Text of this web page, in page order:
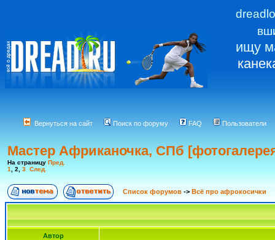
ищу
Вернуться на сайт Поиск по форуму FAQ Пользователи
Мастер Африканочка, СПб
На страницу Пред.
1
2 3 След.
Список форумов -> Всё про афрокосички
Автор